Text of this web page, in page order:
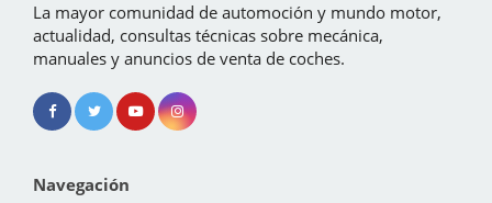
La mayor comunidad de automoción y mundo motor,
actualidad, consultas técnicas sobre mecánica,
manuales y anuncios de venta de coches.
Navegación